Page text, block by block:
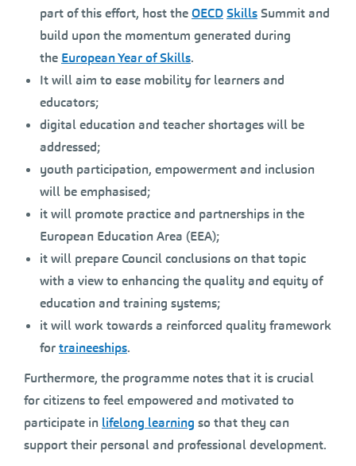
part of this effort, host theOECDSkillsSummit and
build upon the momentum generated during
the European Year of Skills.
It will aim to ease mobility for learners and
educators;
digital education and teacher shortages will be
addressed;
youth participation, empowerment and inclusion
will be emphasised;
it will promote practice and partnerships in the
European Education Area (EEA);
it will prepare Council conclusions on that topic
with a view to enhancing the quality and equity of
education and training systems;
it will work towards a reinforced quality framework
fortraineeships.
Furthermore, the programme notes that it is crucial
for citizens to feel empowered and motivated to
participate in lifelong learning so that they can
support their personal and professional development.